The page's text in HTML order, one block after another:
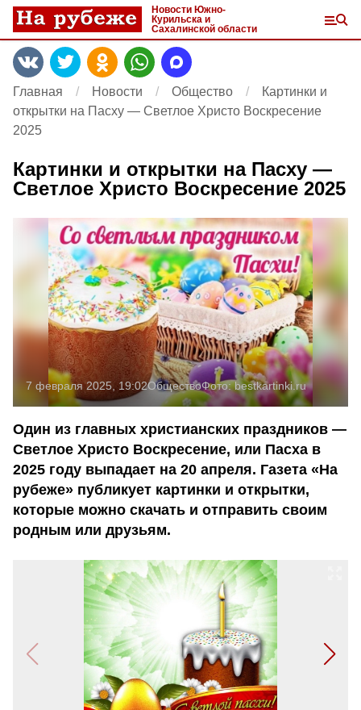
Новости Южно-
Курильска и
Сахалинской области
Главная Новости Общество
Картинки и
открытки на Пасху — Светлое Христо Воскресение
2025
Картинки и открытки на Пасху —
Светлое Христо Воскресение 2025
7 февраля 2025, 19:02ОбществоФото:bestkartinki.ru
Один из главных христианских праздников —
Светлое Христо Воскресение, или Пасха в
2025 году выпадает на 20 апреля. Газета «На
рубеже» публикует картинки и открытки,
которые можно скачать и отправить своим
родным или друзьям.